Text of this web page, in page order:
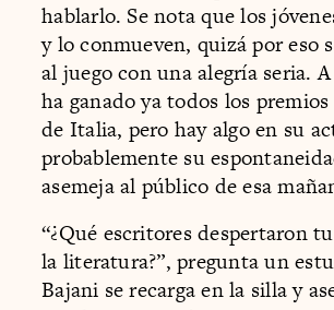
hablarlo. Se nota que los
y lo conmueven, quizá por eso
al juego con una alegría seria.
ha ganado ya todos los
de Italia, pero hay algo en su
probablemente su
asemeja al público de esa
“¿Qué escritores despertaron
la literatura?”, pregunta un
Bajani se recarga en la silla y